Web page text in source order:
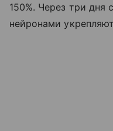
150%. Через три
нейронами